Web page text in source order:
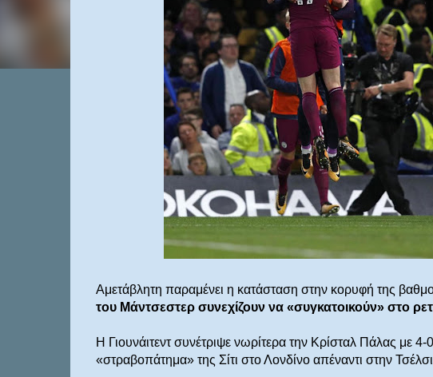
Αμετάβλητη παραμένει η κατάσταση στην κορυφή της
του Μάντσεστερ συνεχίζουν να «συγκατοικούν» στο
Η Γιουνάιτεντ συνέτριψε νωρίτερα την Κρίσταλ Πάλας με
«στραβοπάτημα» της Σίτι στο Λονδίνο απέναντι στην